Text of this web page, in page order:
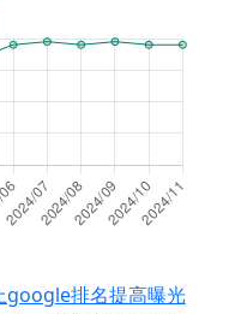
google排名提高曝光